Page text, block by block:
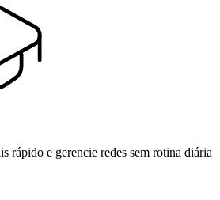
rápido e gerencie redes sem rotina diária